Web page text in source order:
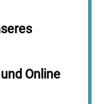
Online